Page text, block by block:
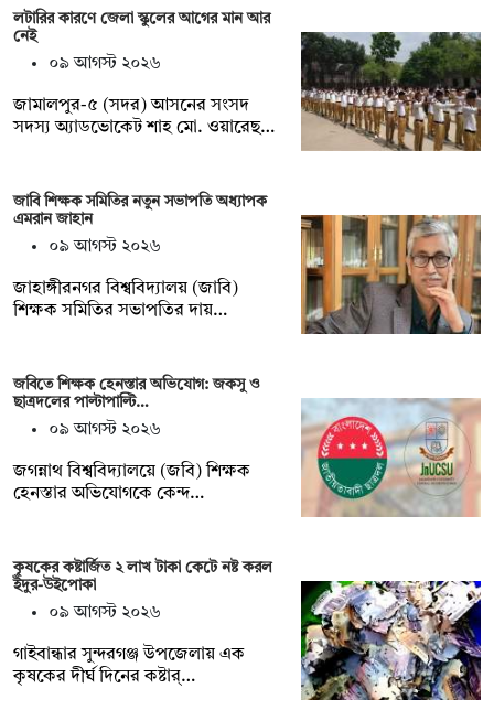
লটারির কারণে জেলা স্কুলের আগের মান আর
নেই
০৯ আগস্ট ২০২৬
জামালপুর-৫ (সদর) আসনের সংসদ
সদস্য অ্যাডভোকেট শাহ মো. ওয়ারেছ…
জাবি শিক্ষক সমিতির নতুন সভাপতি অধ্যাপক
এমরান জাহান
০৯ আগস্ট ২০২৬
জাহাঙ্গীরনগর বিশ্ববিদ্যালয় (জাবি)
শিক্ষক সমিতির সভাপতির দায়…
জবিতে শিক্ষক হেনস্তার অভিযোগ: জকসু ও
ছাত্রদলের পাল্টাপাল্টি…
০৯ আগস্ট ২০২৬
জগন্নাথ বিশ্ববিদ্যালয়ে (জবি) শিক্ষক
হেনস্তার অভিযোগকে কেন্দ…
কৃষকের কষ্টার্জিত ২ লাখ টাকা কেটে নষ্ট করল
ইঁদুর-উইপোকা
০৯ আগস্ট ২০২৬
গাইবান্ধার সুন্দরগঞ্জ উপজেলায় এক
কৃষকের দীর্ঘ দিনের কষ্টার্…